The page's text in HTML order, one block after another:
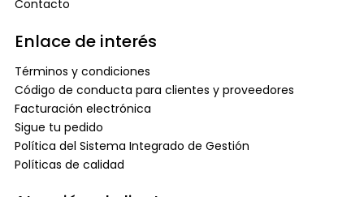
Contacto
Enlace de interés
Términos y condiciones
Código de conducta para clientes y proveedores
Facturación electrónica
Sigue tu pedido
Política del Sistema Integrado de Gestión
Políticas de calidad